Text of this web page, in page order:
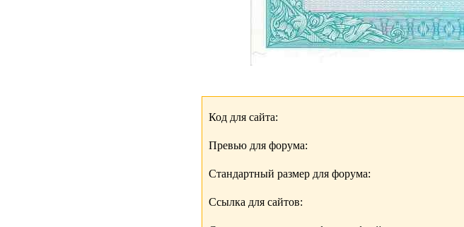
Код для сайта:
Превью для форума:
Стандартный размер для форума:
Ссылка для сайтов: